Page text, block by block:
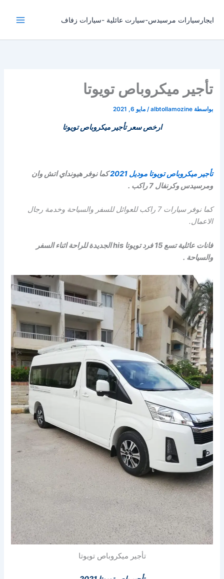
ايجارسيارات مرسيدس-سيارت عائلية -سيارات زفاف
تأجير ميكروباص تويوتا
بواسطة albtollamozine
/مايو 6, 2021
ارخص سعر تأجير ميكروباص تويوتا
تأجير ميكروباص تويوتا موديل 2021
كما نوفر هيونداي اتش وان
ومرسيدس وكرنفال 7 راكب .
كما نوفر سيارات 7 راكب للعوائل للسفر والسياحة وخدمة رجال
الاعمال.
فانات عائلية تسع 15 فرد تويوتا his الجديدة للراحة اثناء السفر
والسياحة .
تأجير ميكروباص تويوتا